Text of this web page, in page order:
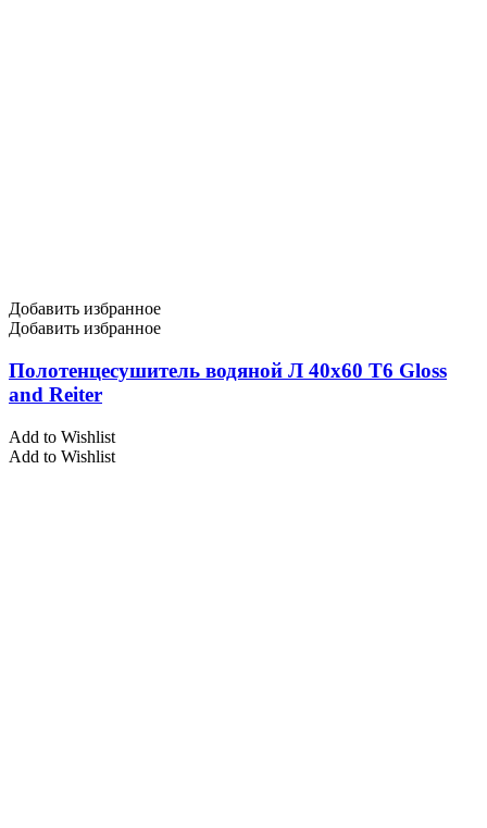
Добавить избранное
Добавить избранное
Полотенцесушитель водяной Л 40х60 Т6 Gloss
and Reiter
Add to Wishlist
Add to Wishlist